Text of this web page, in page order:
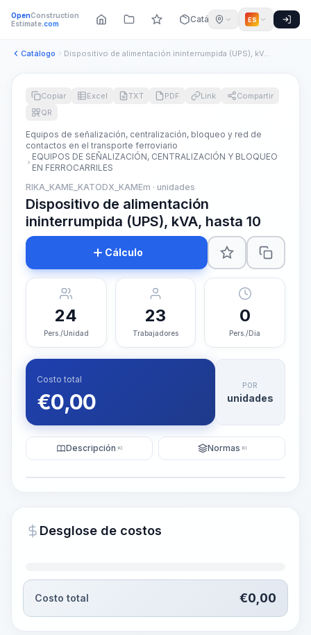
OpenConstruction
Estimate.com Catálogo ES
Catálogo Dispositivo de alimentación ininterrumpida (UPS), kVA, hasta...
~15-30 Sek.
Copiar Excel TXT PDF Link
Compartir
QR
Equipos de señalización, centralización, bloqueo y red de
contactos en el transporte ferroviario
EQUIPOS DE SEÑALIZACIÓN, CENTRALIZACIÓN Y BLOQUEO
EN FERROCARRILES
RIKA_KAME_KATODX_KAMEm · unidades
Dispositivo de alimentación
ininterrumpida (UPS), kVA, hasta 10
Cálculo
24
Pers./Unidad
23
Trabajadores
0
Pers./Día
Costo total
€0,00
POR
unidades
Descripción KI Normas KI
Desglose de costos
Costo total €0,00